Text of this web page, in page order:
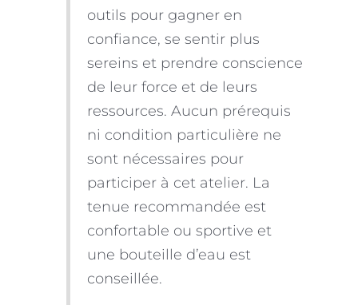
outils pour gagner en
confiance, se sentir plus
sereins et prendre conscience
de leur force et de leurs
ressources. Aucun prérequis
ni condition particulière ne
sont nécessaires pour
participer à cet atelier. La
tenue recommandée est
confortable ou sportive et
une bouteille d’eau est
conseillée.